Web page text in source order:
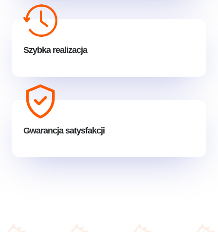
Szybka realizacja
Gwarancja satysfakcji